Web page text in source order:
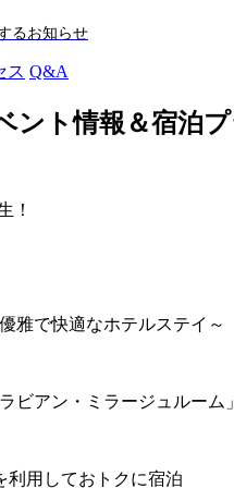
るお知らせ
ス Q&A
ント情報＆宿泊
生！
雅で快適なホテルステイ～
ビアン・ミラージュルーム
利用しておトクに宿泊